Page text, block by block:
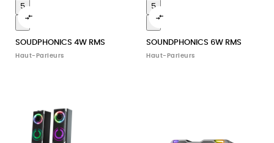
5

SOUDPHONICS 4W RMS
Haut-Parleurs
5

SOUNDPHONICS 6W RMS
Haut-Parleurs